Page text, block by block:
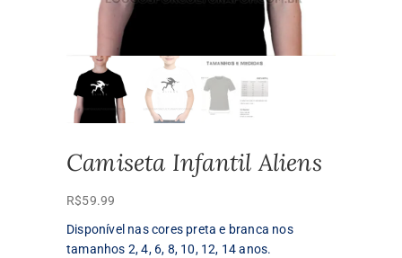
Camiseta Infantil Aliens
R$59.99
Disponível nas cores preta e branca nos
tamanhos 2, 4, 6, 8, 10, 12, 14 anos.